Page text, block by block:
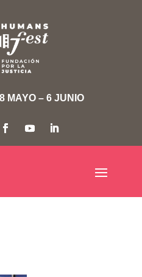
MAYO – 6 JUNIO